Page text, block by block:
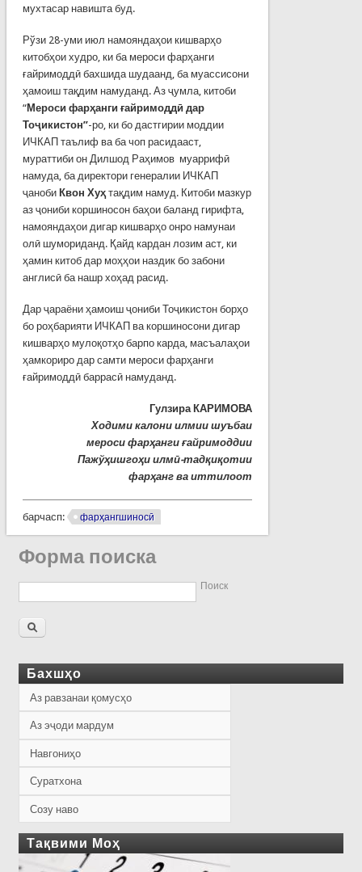
мухтасар навишта буд.
Рўзи 28-уми июл намояндаҳои кишварҳо
китобҳои худро, ки ба мероси фарҳанги
ғайримоддӣ бахшида шудаанд, ба муассисони
ҳамоиш тақдим намуданд. Аз ҷумла, китоби
“Мероси фарҳанги ғайримоддӣ дар
Тоҷикистон”-ро, ки бо дастгирии моддии
ИЧКАП таълиф ва ба чоп расидааст,
мураттиби он Дилшод Раҳимов муаррифӣ
намуда, ба директори генералии ИЧКАП
ҷаноби Квон Хуҳтақдим намуд. Китоби мазкур
аз ҷониби коршиносон баҳои баланд гирифта,
намояндаҳои дигар кишварҳо онро намунаи
олӣ шумориданд. Қайд кардан лозим аст, ки
ҳамин китоб дар моҳҳои наздик бо забони
англисӣ ба нашр хоҳад расид.
Дар ҷараёни ҳамоиш ҷониби Тоҷикистон борҳо
бо роҳбарияти ИЧКАП ва коршиносони дигар
кишварҳо мулоқотҳо барпо карда, масъалаҳои
ҳамкориро дар самти мероси фарҳанги
ғайримоддӣ баррасӣ намуданд.
Гулзира КАРИМОВА
Ходими калони илмии шуъбаи
мероси фарҳанги ғайримоддии
Пажўҳишгоҳи илмӣ-тадқиқотии
фарҳанг ва иттилоот
барчасп: фарҳангшиносӣ
Форма поиска
Поиск
Бахшҳо
Аз равзанаи қомусҳо
Аз эҷоди мардум
Навгониҳо
Суратхона
Созу наво
Тақвими Моҳ